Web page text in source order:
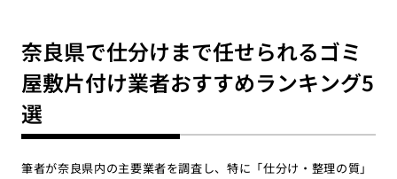
奈良県で仕分けまで任せられるゴミ
屋敷片付け業者おすすめランキング5
選
筆者が奈良県内の主要業者を調査し、特に「仕分け・整理の質」